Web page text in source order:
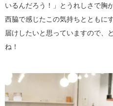
いるんだろう！」とうれしさで胸
西脇で感じたこの気持ちとともに
届けしたいと思っていますので、
ね！